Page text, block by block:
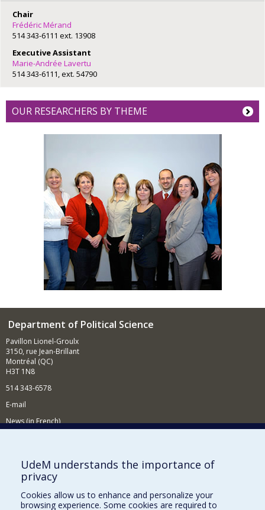
Chair
Frédéric Mérand
514 343-6111 ext. 13908
Executive Assistant
Marie-Andrée Lavertu
514 343-6111, ext. 54790
OUR RESEARCHERS BY THEME
Department of Political Science
Pavillon Lionel-Groulx
3150, rue Jean-Brillant
Montréal (QC)
H3T 1N8
514 343-6578
E-mail
News (in French)
Supporting the Department
NEED HELP?
Sitemap
UdeM understands the importance of
privacy
Cookies allow us to enhance and personalize your
browsing experience. Some cookies are required to